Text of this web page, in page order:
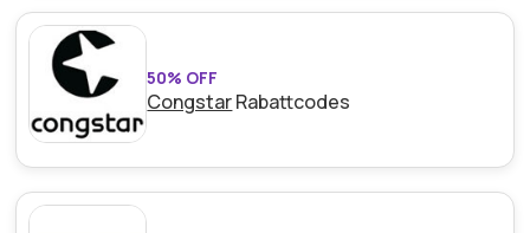
50% OFF
CongstarRabattcodes